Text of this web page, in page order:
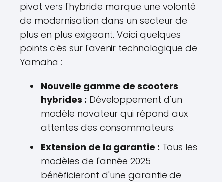
pivot vers l'hybride marque une volonté
de modernisation dans un secteur de
plus en plus exigeant. Voici quelques
points clés sur l'avenir technologique de
Yamaha :
Nouvelle gamme de scooters
hybrides : Développement d'un
modèle novateur qui répond aux
attentes des consommateurs.
Extension de la garantie : Tous les
modèles de l'année 2025
bénéficieront d'une garantie de